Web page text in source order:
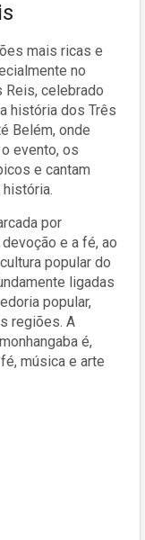
mais ricas e
no
Reis, celebrado
história dos Três
Belém, onde
evento, os
e cantam
por
e a fé, ao
popular do
ligadas
popular,
regiões. A
é,
música e arte